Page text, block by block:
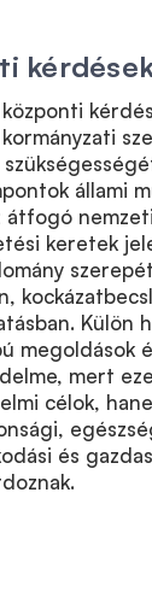
állami
átfogó
keretek
Külön
megoldások
mert
célok,
és